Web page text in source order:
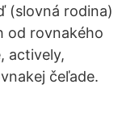
(slovná rodina)
od rovnakého
actively,
čeľade.